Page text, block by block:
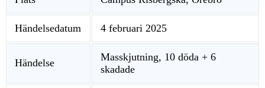
Händelsedatum 4 februari 2025
Händelse
Masskjutning, 10 döda + 6
skadade